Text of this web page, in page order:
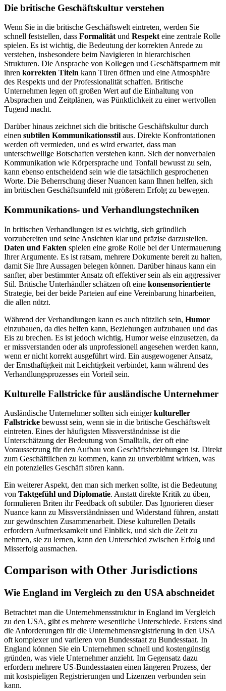
Die britische Geschäftskultur verstehen
Wenn Sie in die britische Geschäftswelt eintreten, werden Sie
schnell feststellen, dass Formalitätund Respekteine zentrale Rolle
spielen. Es ist wichtig, die Bedeutung der korrekten Anrede zu
verstehen, insbesondere beim Navigieren in hierarchischen
Strukturen. Die Ansprache von Kollegen und Geschäftspartnern mit
ihren korrekten Titeln kann Türen öffnen und eine Atmosphäre
des Respekts und der Professionalität schaffen. Britische
Unternehmen legen oft großen Wert auf die Einhaltung von
Absprachen und Zeitplänen, was Pünktlichkeit zu einer wertvollen
Tugend macht.
Darüber hinaus zeichnet sich die britische Geschäftskultur durch
einen subtilen Kommunikationsstil aus. Direkte Konfrontationen
werden oft vermieden, und es wird erwartet, dass man
unterschwellige Botschaften verstehen kann. Sich der nonverbalen
Kommunikation wie Körpersprache und Tonfall bewusst zu sein,
kann ebenso entscheidend sein wie die tatsächlich gesprochenen
Worte. Die Beherrschung dieser Nuancen kann Ihnen helfen, sich
im britischen Geschäftsumfeld mit größerem Erfolg zu bewegen.
Kommunikations- und Verhandlungstechniken
In britischen Verhandlungen ist es wichtig, sich gründlich
vorzubereiten und seine Ansichten klar und präzise darzustellen.
Daten und Fakten spielen eine große Rolle bei der Untermauerung
Ihrer Argumente. Es ist ratsam, mehrere Dokumente bereit zu halten,
damit Sie Ihre Aussagen belegen können. Darüber hinaus kann ein
sanfter, aber bestimmter Ansatz oft effektiver sein als ein aggressiver
Stil. Britische Unterhändler schätzen oft eine konsensorientierte
Strategie, bei der beide Parteien auf eine Vereinbarung hinarbeiten,
die allen nützt.
Während der Verhandlungen kann es auch nützlich sein, Humor
einzubauen, da dies helfen kann, Beziehungen aufzubauen und das
Eis zu brechen. Es ist jedoch wichtig, Humor weise einzusetzen, da
er missverstanden oder als unprofessionell angesehen werden kann,
wenn er nicht korrekt ausgeführt wird. Ein ausgewogener Ansatz,
der Ernsthaftigkeit mit Leichtigkeit verbindet, kann während des
Verhandlungsprozesses ein Vorteil sein.
Kulturelle Fallstricke für ausländische Unternehmer
Ausländische Unternehmer sollten sich einigerkultureller
Fallstricke bewusst sein, wenn sie in die britische Geschäftswelt
eintreten. Eines der häufigsten Missverständnisse ist die
Unterschätzung der Bedeutung von Smalltalk, der oft eine
Voraussetzung für den Aufbau von Geschäftsbeziehungen ist. Direkt
zum Geschäftlichen zu kommen, kann zu unverblümt wirken, was
ein potenzielles Geschäft stören kann.
Ein weiterer Aspekt, den man sich merken sollte, ist die Bedeutung
von Taktgefühl und Diplomatie. Anstatt direkte Kritik zu üben,
formulieren Briten ihr Feedback oft subtiler. Das Ignorieren dieser
Nuance kann zu Missverständnissen und Widerstand führen, anstatt
zur gewünschten Zusammenarbeit. Diese kulturellen Details
erfordern Aufmerksamkeit und Einblick, und sich die Zeit zu
nehmen, sie zu lernen, kann den Unterschied zwischen Erfolg und
Misserfolg ausmachen.
Comparison with Other Jurisdictions
Wie England im Vergleich zu den USA abschneidet
Betrachtet man die Unternehmensstruktur in England im Vergleich
zu den USA, gibt es mehrere wesentliche Unterschiede. Erstens sind
die Anforderungen für die Unternehmensregistrierung in den USA
oft komplexer und variieren von Bundesstaat zu Bundesstaat. In
England können Sie ein Unternehmen schnell und kostengünstig
gründen, was viele Unternehmer anzieht. Im Gegensatz dazu
erfordern mehrere US-Bundesstaaten einen längeren Prozess, der
mit kostspieligen Registrierungen und Lizenzen verbunden sein
kann.